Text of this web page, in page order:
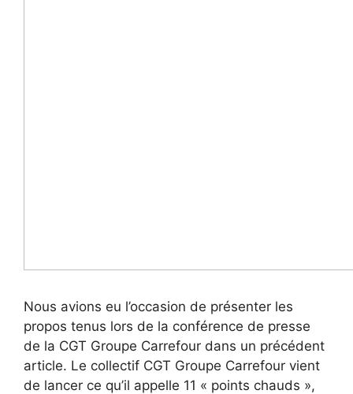
Nous avions eu l’occasion de présenter les
propos tenus lors de la conférence de presse
de la CGT Groupe Carrefour dans un précédent
article. Le collectif CGT Groupe Carrefour vient
de lancer ce qu’il appelle 11 « points chauds »,